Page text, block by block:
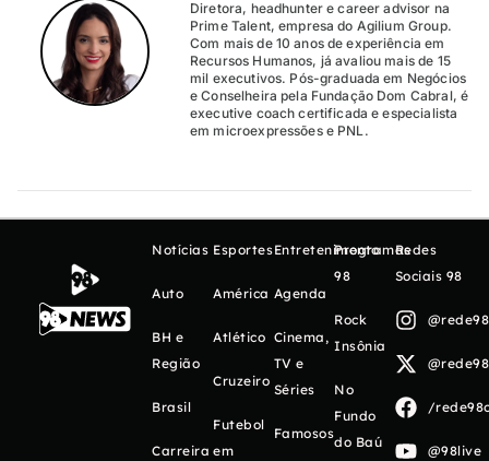
Diretora, headhunter e career advisor na
Prime Talent, empresa do Agilium Group.
Com mais de 10 anos de experiência em
Recursos Humanos, já avaliou mais de 15
mil executivos. Pós-graduada em Negócios
e Conselheira pela Fundação Dom Cabral, é
executive coach certificada e especialista
em microexpressões e PNL.
Notícias
Auto
BH e
Região
Brasil
Carreira
Esportes
América
Atlético
Cruzeiro
Futebol
em
Entretenimento
Agenda
Cinema,
TV e
Séries
Famosos
Programas
98
Rock
Insônia
No
Fundo
do Baú
Redes
Sociais 98
/
@98live